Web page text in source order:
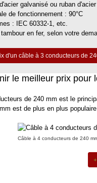
galvanisé ou ruban
de fonctionnement : 90°C
: IEC 60332-1, etc.
en fer, selon votre
d'un câble à 3 conducteurs de
le meilleur prix pour
de 240 mm est le
est de plus en plus
Câble à 4 conducteurs de 240